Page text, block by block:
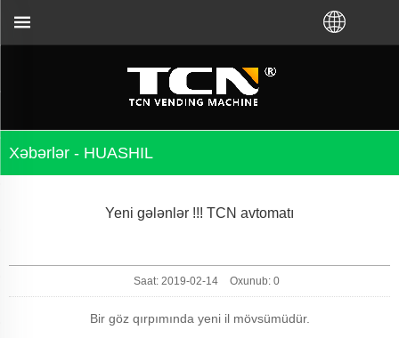
Xəbərlər - HUASHIL
Yeni gələnlər !!! TCN avtomatı
Saat: 2019-02-14 Oxunub: 0
Bir göz qırpımında yeni il mövsümüdür.
China vending avtomatına rəhbərlik və